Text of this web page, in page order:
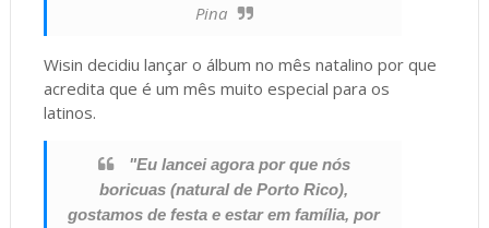
Pina
Wisin decidiu lançar o álbum no mês natalino por que
acredita que é um mês muito especial para os
latinos.
"Eu lancei agora por que nós
boricuas (natural de Porto Rico),
gostamos de festa e estar em família, por